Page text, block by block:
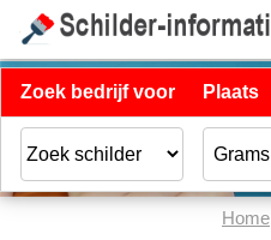
Zoek bedrijf voor Plaats
Home